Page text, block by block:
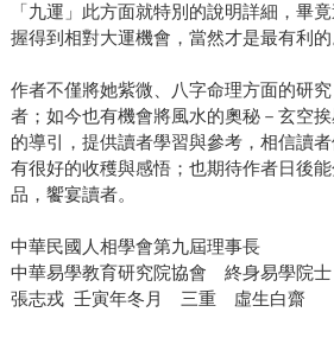
「九運」此方面就特別的說明詳細，畢
握得到相對大運機會，當然才是最有利的
作者不僅將她紫微、八字命理方面的研
者；如今也有機會將風水的奧秘－玄空
的導引，提供讀者學習與參考，相信讀
有很好的收穫與感悟；也期待作者日後
品，饗宴讀者。
中華民國人相學會第九屆理事長
中華易學教育研究院協會 終身易學院
張志戎 壬寅年冬月 三重 虛生白齋